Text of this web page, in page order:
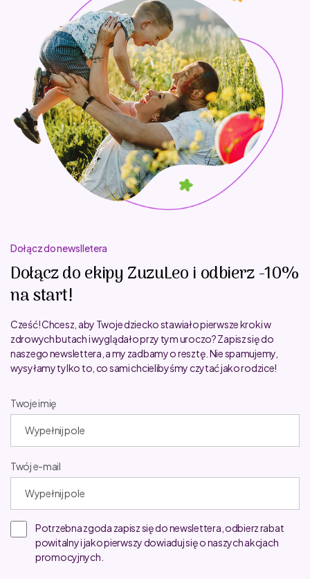
Dołącz do newslletera
Dołącz do ekipy ZuzuLeo i odbierz -10%
na start!
Cześć! Chcesz, aby Twoje dziecko stawiało pierwsze kroki w
zdrowych butach i wyglądało przy tym uroczo? Zapisz się do
naszego newslettera, a my zadbamy o resztę. Nie spamujemy,
wysyłamy tylko to, co sami chcielibyśmy czytać jako rodzice!
Twoje imię
Twój e-mail
Potrzebna zgoda zapisz się do newslettera, odbierz rabat
powitalny i jako pierwszy dowiaduj się o naszych akcjach
promocyjnych.